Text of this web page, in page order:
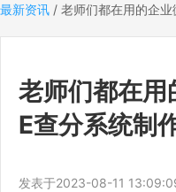
最新资讯 / 老师们都在用的企
老师们都在用
E查分系统制
发表于2023-08-11